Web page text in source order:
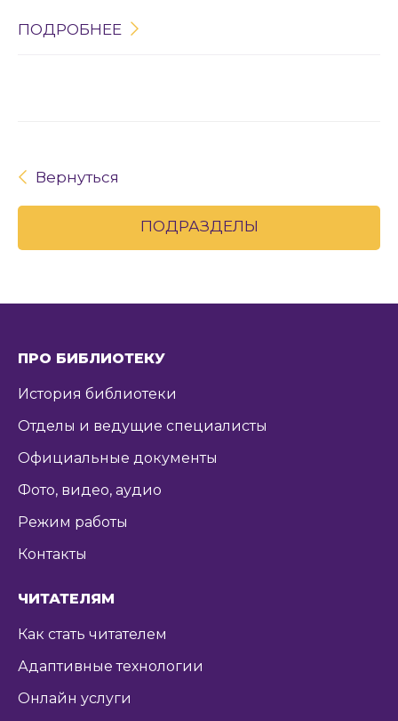
ПОДРОБНЕЕ
Вернуться
ПОДРАЗДЕЛЫ
ПРО БИБЛИОТЕКУ
История библиотеки
Отделы и ведущие специалисты
Официальные документы
Фото, видео, аудио
Режим работы
Контакты
ЧИТАТЕЛЯМ
Как стать читателем
Адаптивные технологии
Онлайн услуги